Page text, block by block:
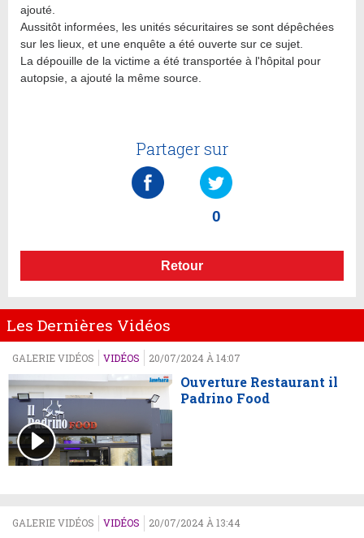
ajouté.
Aussitôt informées, les unités sécuritaires se sont dépêchées
sur les lieux, et une enquête a été ouverte sur ce sujet.
La dépouille de la victime a été transportée à l'hôpital pour
autopsie, a ajouté la même source.
Partager sur
0
Retour
Les Dernières Vidéos
GALERIE VIDÉOS VIDÉOS 20/07/2024 À 14:07
Ouverture Restaurant il
Padrino Food
GALERIE VIDÉOS VIDÉOS 20/07/2024 À 13:44